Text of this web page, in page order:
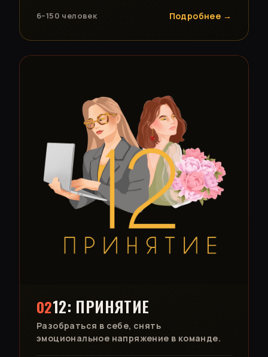
6–150 человек Подробнее →
0212: ПРИНЯТИЕ
Разобраться в себе, снять
эмоциональное напряжение в команде.